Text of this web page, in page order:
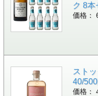
ク 8
価格：
スト
40/
価格：